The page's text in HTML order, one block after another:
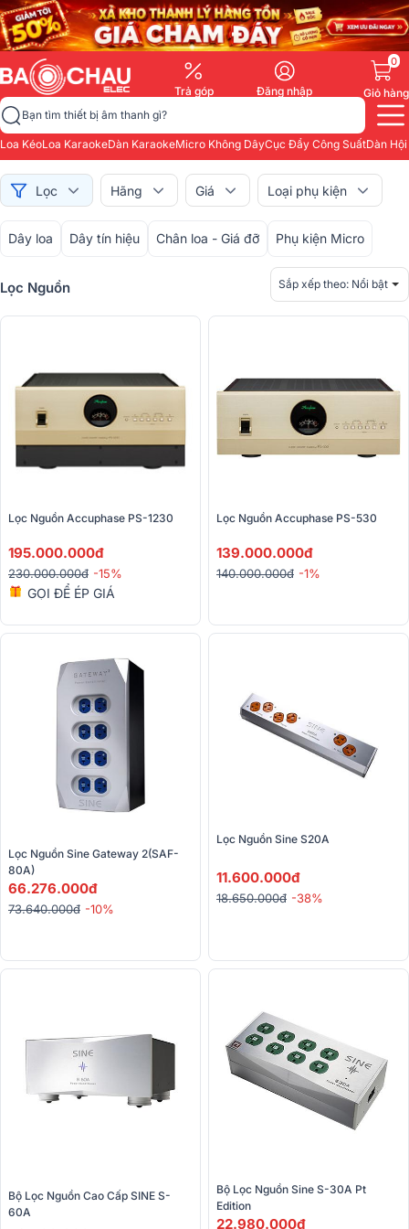
Trả góp Đăng nhập
0
Giỏ hàng
Bạn tìm thiết bị âm thanh gì?
Loa KéoLoa KaraokeDàn KaraokeMicro Không DâyCục Đẩy Công SuấtDàn
Lọc Hãng Giá Loại phụ kiện
Dây loa Dây tín hiệu Chân loa - Giá đỡ Phụ kiện Micro
Lọc Nguồn Sắp xếp theo: Nổi bật
Lọc Nguồn Accuphase PS-1230
195.000.000đ
230.000.000đ -15%
GỌI ĐỂ ÉP GIÁ
Lọc Nguồn Accuphase PS-530
139.000.000đ
140.000.000đ -1%
Lọc Nguồn Sine Gateway 2(SAF-
80A)
66.276.000đ
73.640.000đ -10%
Lọc Nguồn Sine S20A
11.600.000đ
18.650.000đ -38%
Bộ Lọc Nguồn Cao Cấp SINE S-
Bộ Lọc Nguồn Sine S-30A Pt
Edition
22.980.000đ